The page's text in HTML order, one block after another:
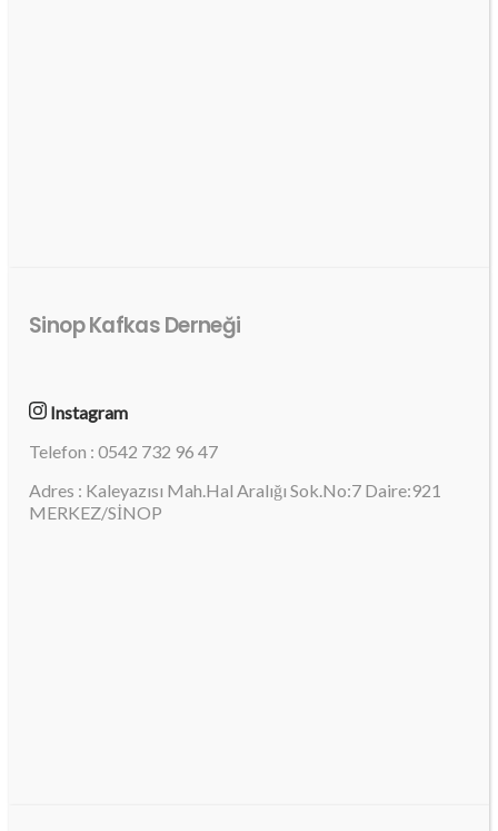
Sinop Kafkas Derneği
Instagram
Telefon : 0542 732 96 47
Adres : Kaleyazısı Mah.Hal Aralığı Sok.No:7 Daire:921
MERKEZ/SİNOP